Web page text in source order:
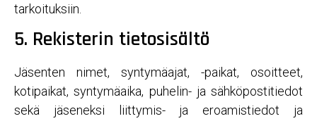
tarkoituksiin.
5. Rekisterin tietosisältö
Jäsenten nimet, syntymäajat, -paikat, osoitteet,
kotipaikat, syntymäaika, puhelin- ja sähköpostitiedot
sekä jäseneksi liittymis- ja eroamistiedot ja